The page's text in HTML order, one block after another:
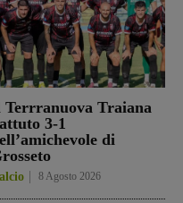
Traiana
3-1
di
8 Agosto 2026